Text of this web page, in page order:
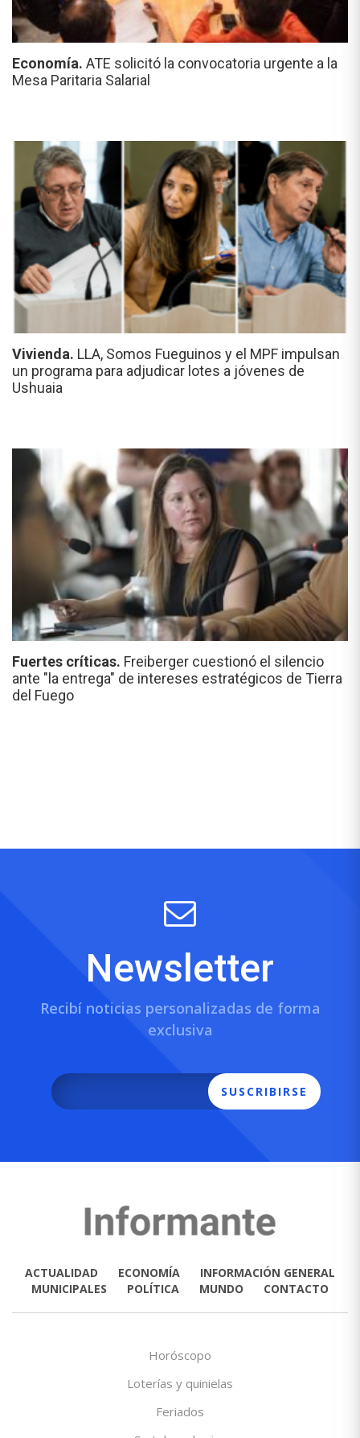
Economía. ATE solicitó la convocatoria urgente a la
Mesa Paritaria Salarial
Vivienda. LLA, Somos Fueguinos y el MPF impulsan
un programa para adjudicar lotes a jóvenes de
Ushuaia
Fuertes críticas. Freiberger cuestionó el silencio
ante "la entrega" de intereses estratégicos de Tierra
del Fuego
Newsletter
Recibí noticias personalizadas de forma
exclusiva
SUSCRIBIRSE
ACTUALIDAD ECONOMÍA
INFORMACIÓN GENERAL
MUNICIPALES
POLÍTICA MUNDO CONTACTO
Horóscopo
Loterías y quinielas
Feriados